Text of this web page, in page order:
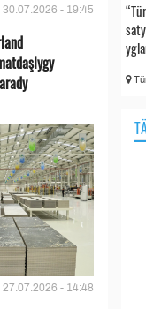
30.07.2026 - 19:45
27.07.2026 - 14:48